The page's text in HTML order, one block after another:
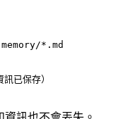
memory/*.md
已保存）